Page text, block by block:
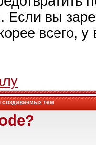
Если вы
всего,
создаваемых тем